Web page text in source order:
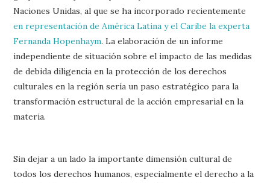
Naciones Unidas, al que se ha incorporado recientemente
en representación de América Latina y el Caribe la experta
Fernanda Hopenhaym. La elaboración de un informe
independiente de situación sobre el impacto de las medidas
de debida diligencia en la protección de los derechos
culturales en la región sería un paso estratégico para la
transformación estructural de la acción empresarial en la
materia.
Sin dejar a un lado la importante dimensión cultural de
todos los derechos humanos, especialmente el derecho a la